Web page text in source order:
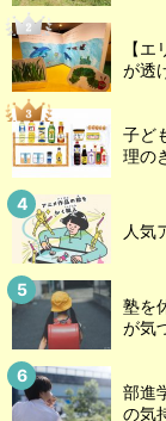
【
が透
子ど
理の
人気
塾を
が気
部進
の気